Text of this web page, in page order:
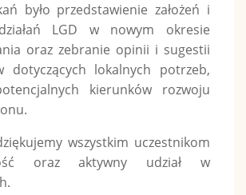
było przedstawienie założeń i
LGD w nowym okresie
oraz zebranie opinii i sugestii
dotyczących lokalnych potrzeb,
kierunków rozwoju
wszystkim uczestnikom
oraz aktywny udział w